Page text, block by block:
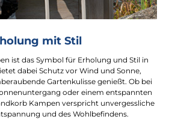
mit Stil
ist das Symbol für Erholung und Stil in
dabei Schutz vor Wind und Sonne,
Gartenkulisse genießt. Ob bei
oder einem entspannten
Kampen verspricht unvergessliche
und des Wohlbefindens.